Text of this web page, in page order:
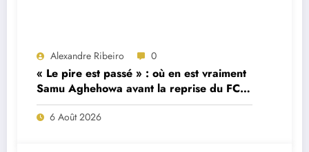
Alexandre Ribeiro 0
« Le pire est passé » : où en est vraiment
Samu Aghehowa avant la reprise du FC
Porto ?
6 Août 2026